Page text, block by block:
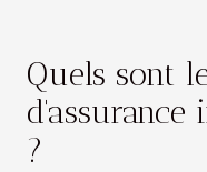
Quels sont
d'assurance
?